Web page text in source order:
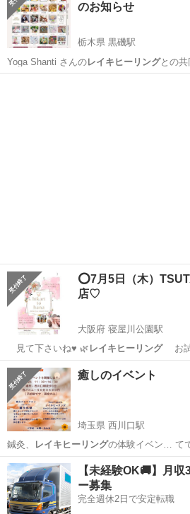
のお知らせ
栃木県 黒磯駅
Yoga Shanti さんのレイキヒーリングとの共
通…
⭕️7月5日（木）
店♡
大阪府 寝屋川公園駅
見て下さいね♥️ 🌿 レイキヒーリングお試
大阪 寝屋川市 寝屋川公園駅
癒しのイベント
埼玉県 西川口駅
鍼灸、
レイキヒーリングの体験イベン… て
グ。 心と身…
埼玉 川口市 西川口駅 その他
【未経験OK🚚】月
ー募集
完全週休2日で安定転職